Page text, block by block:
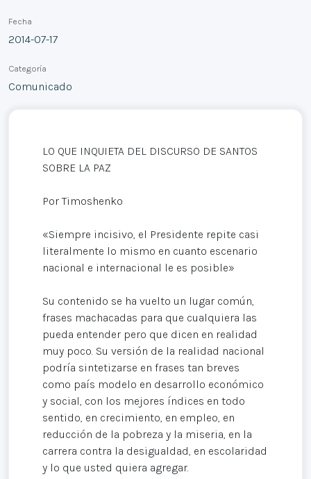
Fecha
2014-07-17
Categoría
Comunicado
LO QUE INQUIETA DEL DISCURSO DE SANTOS
SOBRE LA PAZ
Por Timoshenko
«Siempre incisivo, el Presidente repite casi
literalmente lo mismo en cuanto escenario
nacional e internacional le es posible»
Su contenido se ha vuelto un lugar común,
frases machacadas para que cualquiera las
pueda entender pero que dicen en realidad
muy poco. Su versión de la realidad nacional
podría sintetizarse en frases tan breves
como país modelo en desarrollo económico
y social, con los mejores índices en todo
sentido, en crecimiento, en empleo, en
reducción de la pobreza y la miseria, en la
carrera contra la desigualdad, en escolaridad
y lo que usted quiera agregar.